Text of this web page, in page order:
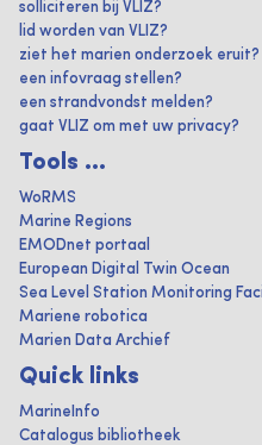
solliciteren bij VLIZ?
lid worden van VLIZ?
ziet het marien onderzoek eruit?
een infovraag stellen?
een strandvondst melden?
gaat VLIZ om met uw privacy?
Tools ...
WoRMS
Marine Regions
EMODnet portaal
European Digital Twin Ocean
Sea Level Station Monitoring
Mariene robotica
Marien Data Archief
Quick links
MarineInfo
Catalogus bibliotheek